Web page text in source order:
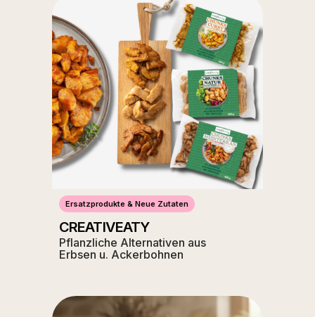
Ersatzprodukte & Neue Zutaten
CREATIVEATY
Pflanzliche Alternativen aus
Erbsen u. Ackerbohnen